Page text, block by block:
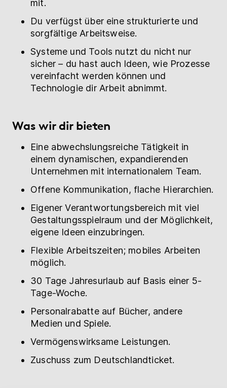
mit.
Du verfügst über eine strukturierte und
sorgfältige Arbeitsweise.
Systeme und Tools nutzt du nicht nur
sicher – du hast auch Ideen, wie Prozesse
vereinfacht werden können und
Technologie dir Arbeit abnimmt.
Was wir dir bieten
Eine abwechslungsreiche Tätigkeit in
einem dynamischen, expandierenden
Unternehmen mit internationalem Team.
Offene Kommunikation, flache Hierarchien.
Eigener Verantwortungsbereich mit viel
Gestaltungsspielraum und der Möglichkeit,
eigene Ideen einzubringen.
Flexible Arbeitszeiten; mobiles Arbeiten
möglich.
30 Tage Jahresurlaub auf Basis einer 5-
Tage-Woche.
Personalrabatte auf Bücher, andere
Medien und Spiele.
Vermögenswirksame Leistungen.
Zuschuss zum Deutschlandticket.